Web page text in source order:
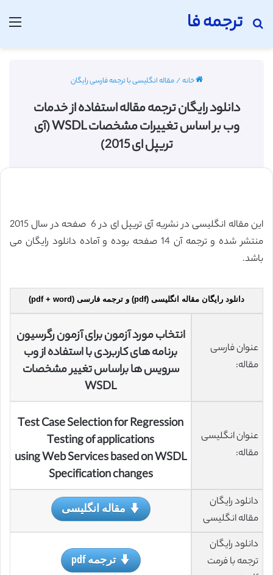
ترجمه فا
جستجو برای
خانه/مقاله انگلیسی با ترجمه فارسی رایگان
دانلود رایگان ترجمه مقاله استفاده از خدمات
وب بر اساس تغییرات مشخصات WSDL (آی
تریپل ای 2015)
این مقاله انگلیسی در نشریه آی تریپل ای در 6 صفحه در سال 2015
منتشر شده و ترجمه آن 14 صفحه بوده و آماده دانلود رایگان می
باشد.
دانلود رایگان مقاله انگلیسی (pdf) و ترجمه فارسی (pdf + word)
عنوان فارسی
مقاله:
انتخاب مورد آزمون برای آزمون رگرسیون
برنامه های کاربردی با استفاده از وب
سرویس ها براساس تغییر مشخصات
WSDL
عنوان انگلیسی
مقاله:
Test Case Selection for Regression
Testing of applications
using Web Services based on WSDL
Specification changes
دانلود رایگان
مقاله انگلیسی
مقاله انگلیسی
دانلود رایگان
ترجمه با فرمت
ترجمه pdf